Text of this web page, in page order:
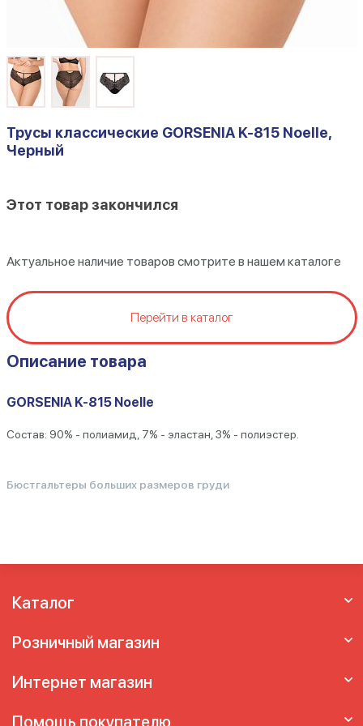
Трусы классические GORSENIA K-815 Noelle,
Черный
Этот товар закончился
Актуальное наличие товаров смотрите в нашем каталоге
Перейти в каталог
Описание товара
GORSENIA K-815 Noelle
Состав: 90% - полиамид, 7% - эластан, 3% - полиэстер.
Бюстгальтеры больших размеров груди
Каталог
Розничный магазин
Интернет магазин
Помощь покупателю